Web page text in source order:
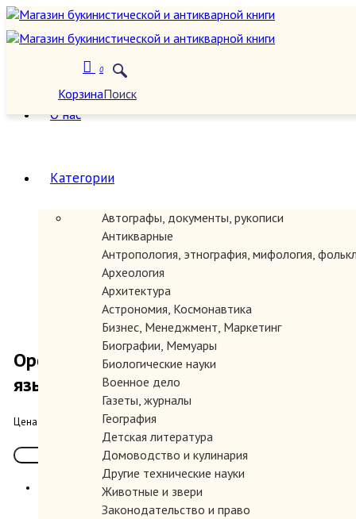
Поиск
0
Корзина
О нас
Категории
Автографы, документы, рукописи
Антикварные
Антропология, этнография, мифология,
Археология
Архитектура
Астрономия, Космонавтика
Бизнес, Менеджмент, Маркетинг
Биографии, Мемуары
Биологические науки
Военное дело
Газеты, журналы
География
Детская литература
Домоводство и кулинария
Другие технические науки
Животные и звери
Законодательство и право
Орфографический словарь русского
языка.
Цена: 200.00 руб.